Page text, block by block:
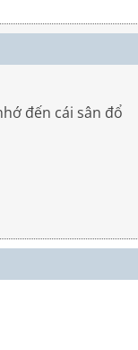
đến cái sân đổ